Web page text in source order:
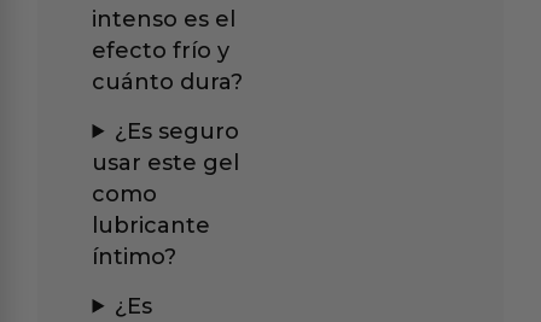
intenso es el
efecto frío y
cuánto dura?
¿Es seguro
usar este gel
como
lubricante
íntimo?
¿Es